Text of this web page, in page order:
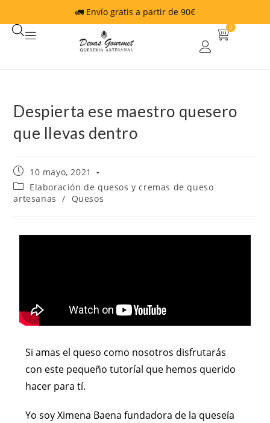
🚛 Envío gratis a partir de 90€
0
Despierta ese maestro quesero
que llevas dentro
10 mayo, 2021
Elaboración de quesos y cremas de queso
artesanas
/ Quesos
Si amas el queso como nosotros disfrutarás
con este pequeño tutoríal que hemos querido
hacer para tí.
Yo soy Ximena Baena fundadora de la queseía